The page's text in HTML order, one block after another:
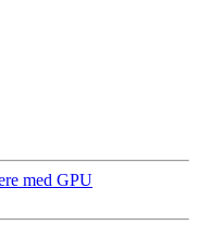
med GPU